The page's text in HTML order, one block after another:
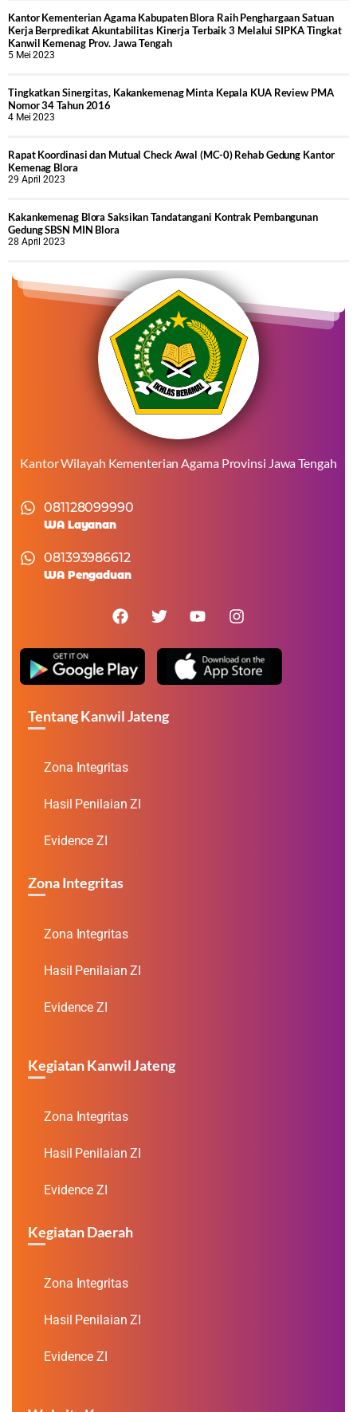
Kantor Kementerian Agama Kabupaten Blora Raih Penghargaan Satuan
Kerja Berpredikat Akuntabilitas Kinerja Terbaik 3 Melalui SIPKA Tingkat
Kanwil Kemenag Prov. Jawa Tengah
5 Mei 2023
Tingkatkan Sinergitas, Kakankemenag Minta Kepala KUA Review PMA
Nomor 34 Tahun 2016
4 Mei 2023
Rapat Koordinasi dan Mutual Check Awal (MC-0) Rehab Gedung Kantor
Kemenag Blora
29 April 2023
Kakankemenag Blora Saksikan Tandatangani Kontrak Pembangunan
Gedung SBSN MIN Blora
28 April 2023
Kantor Wilayah Kementerian Agama Provinsi Jawa Tengah
081128099990
WA Layanan
081393986612
WA Pengaduan
Tentang Kanwil Jateng
Zona Integritas
Hasil Penilaian ZI
Evidence ZI
Zona Integritas
Zona Integritas
Hasil Penilaian ZI
Evidence ZI
Kegiatan Kanwil Jateng
Zona Integritas
Hasil Penilaian ZI
Evidence ZI
Kegiatan Daerah
Zona Integritas
Hasil Penilaian ZI
Evidence ZI